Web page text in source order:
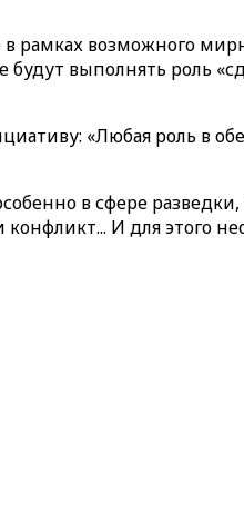
возможного
выполнять роль
«Любая роль в
в сфере
И для этого